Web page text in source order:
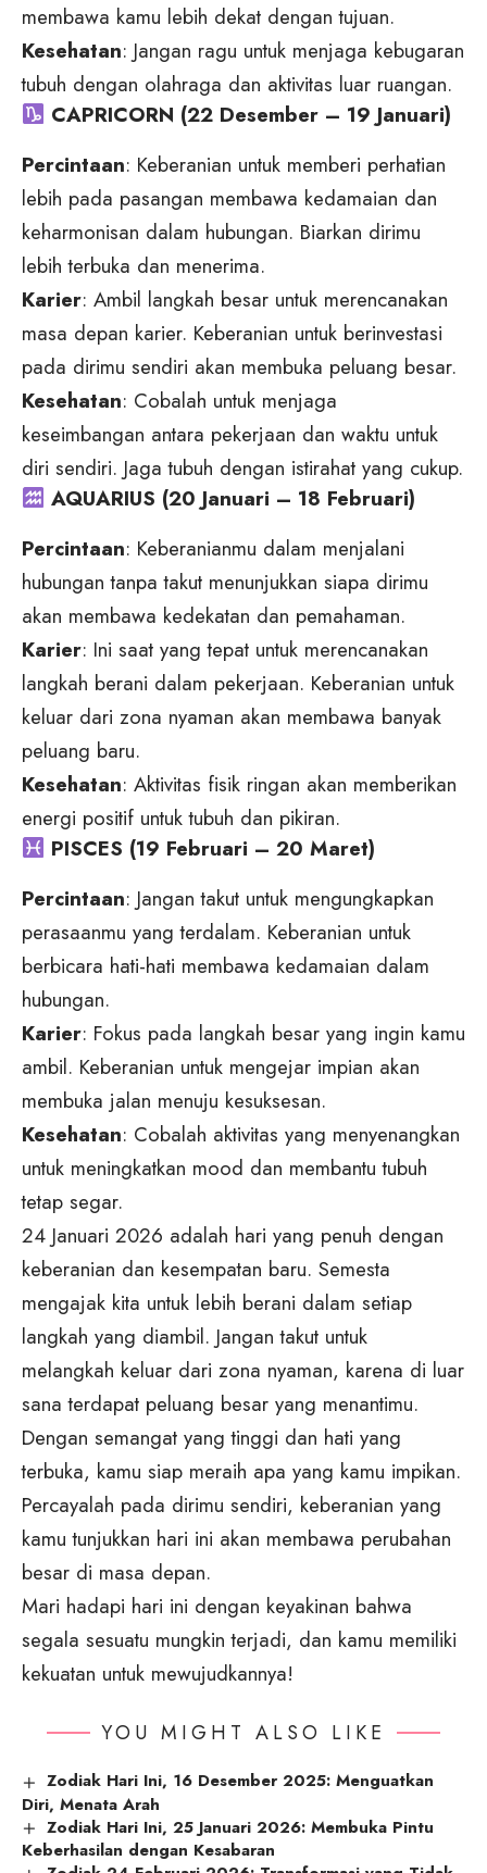
membawa kamu lebih dekat dengan tujuan.
Kesehatan: Jangan ragu untuk menjaga kebugaran
tubuh dengan olahraga dan aktivitas luar ruangan.
CAPRICORN (22 Desember – 19 Januari)
Percintaan: Keberanian untuk memberi perhatian
lebih pada pasangan membawa kedamaian dan
keharmonisan dalam hubungan. Biarkan dirimu
lebih terbuka dan menerima.
Karier: Ambil langkah besar untuk merencanakan
masa depan karier. Keberanian untuk berinvestasi
pada dirimu sendiri akan membuka peluang besar.
Kesehatan: Cobalah untuk menjaga
keseimbangan antara pekerjaan dan waktu untuk
diri sendiri. Jaga tubuh dengan istirahat yang cukup.
AQUARIUS (20 Januari – 18 Februari)
Percintaan: Keberanianmu dalam menjalani
hubungan tanpa takut menunjukkan siapa dirimu
akan membawa kedekatan dan pemahaman.
Karier: Ini saat yang tepat untuk merencanakan
langkah berani dalam pekerjaan. Keberanian untuk
keluar dari zona nyaman akan membawa banyak
peluang baru.
Kesehatan: Aktivitas fisik ringan akan memberikan
energi positif untuk tubuh dan pikiran.
PISCES (19 Februari – 20 Maret)
Percintaan: Jangan takut untuk mengungkapkan
perasaanmu yang terdalam. Keberanian untuk
berbicara hati-hati membawa kedamaian dalam
hubungan.
Karier: Fokus pada langkah besar yang ingin kamu
ambil. Keberanian untuk mengejar impian akan
membuka jalan menuju kesuksesan.
Kesehatan: Cobalah aktivitas yang menyenangkan
untuk meningkatkan mood dan membantu tubuh
tetap segar.
24 Januari 2026 adalah hari yang penuh dengan
keberanian dan kesempatan baru. Semesta
mengajak kita untuk lebih berani dalam setiap
langkah yang diambil. Jangan takut untuk
melangkah keluar dari zona nyaman, karena di luar
sana terdapat peluang besar yang menantimu.
Dengan semangat yang tinggi dan hati yang
terbuka, kamu siap meraih apa yang kamu impikan.
Percayalah pada dirimu sendiri, keberanian yang
kamu tunjukkan hari ini akan membawa perubahan
besar di masa depan.
Mari hadapi hari ini dengan keyakinan bahwa
segala sesuatu mungkin terjadi, dan kamu memiliki
kekuatan untuk mewujudkannya!
YOU MIGHT ALSO LIKE
Zodiak Hari Ini, 16 Desember 2025: Menguatkan
Diri, Menata Arah
Zodiak Hari Ini, 25 Januari 2026: Membuka Pintu
Keberhasilan dengan Kesabaran